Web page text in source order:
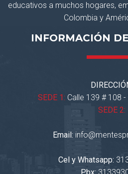
educativos a muchos hogares,
Colombia y
INFORMACIÓN
SEDE 1: Calle 139 # 108
SEDE 2:
Email:
Cel y Whatsapp: